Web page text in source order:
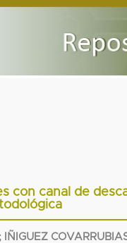
con canal de
; IÑIGUEZ